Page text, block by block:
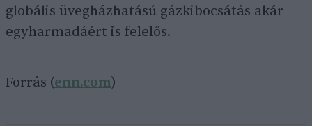
globális üvegházhatású gázkibocsátás akár
egyharmadáért is felelős.
Forrás (enn.com)